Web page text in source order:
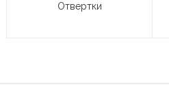
Отвертки